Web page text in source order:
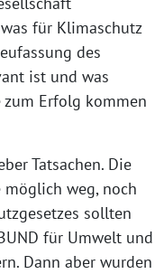
für Klimaschutz
des
ist und was
zum Erfolg kommen
Tatsachen. Die
weg, noch
sollten
für Umwelt und
Dann aber wurden